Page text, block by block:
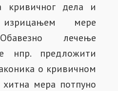
кривичног дела и
мере
лечење
нпр. предложити
о кривичном
хитна мера потпуно